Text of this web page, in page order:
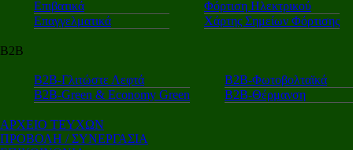
Επιβατικά
Επαγγελματικά
Φόρτιση Ηλεκτρικού
Χάρτης Σημείων Φόρτισης
Β2Β
Β2Β-Γλιτώστε Λεφτά
Β2Β-Green & Economy Green
Β2Β-Φωτοβολταϊκά
Β2Β-Θέρμανση
ΑΡΧΕΙΟ ΤΕΥΧΩΝ
ΠΡΟΒΟΛΗ / ΣΥΝΕΡΓΑΣΙΑ